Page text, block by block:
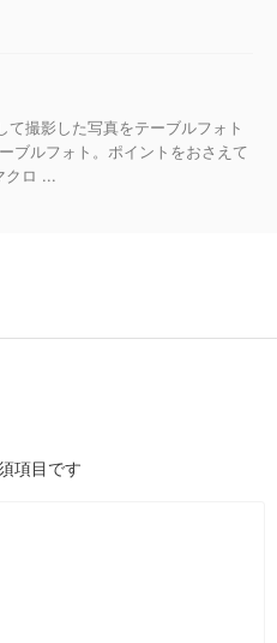
撮影した写真をテーブルフォト
ブルフォト。ポイントをおさえて
クロ ...
項目です